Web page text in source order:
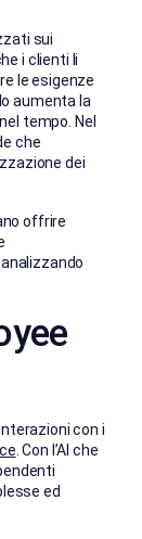
sui
i clienti li
le esigenze
aumenta la
tempo. Nel
che
dei
offrire
con i
. Con l’AI che
ed